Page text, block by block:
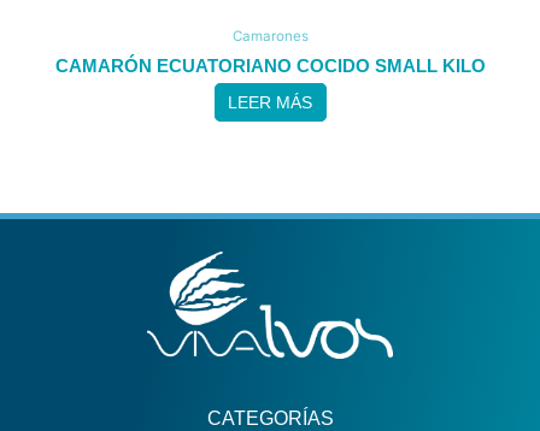
Camarones
CAMARÓN ECUATORIANO COCIDO SMALL KILO
LEER MÁS
CATEGORÍAS